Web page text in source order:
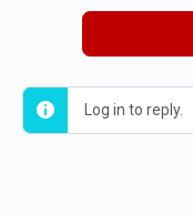
Log in to reply.